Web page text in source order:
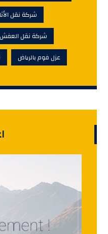
شركة نقل
شركة نقل العفش
عزل فوم بالرياض